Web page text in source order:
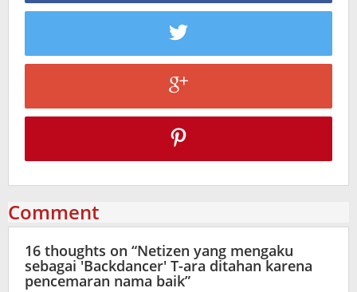
Comment
16 thoughts on “Netizen yang mengaku
sebagai 'Backdancer' T-ara ditahan karena
pencemaran nama baik”